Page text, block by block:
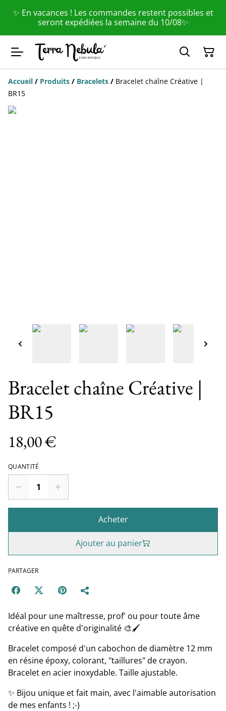
✨ En vacances ! Les commandes restent possibles et
seront expédiées la semaine du 10/08✨
Accueil / Produits / Bracelets / Bracelet chaîne Créative |
BR15
Bracelet chaîne Créative |
BR15
18,00 €
QUANTITÉ
Acheter
Ajouter au panier
PARTAGER
Idéal pour une maîtresse, prof' ou pour toute âme
créative en quête d'originalité 🎨🖌
Bracelet composé d'un cabochon de diamètre 12 mm
en résine époxy, colorant, "taillures" de crayon.
Bracelet en acier inoxydable. Taille ajustable.
✨ Bijou unique et fait main, avec l'aimable autorisation
de mes enfants ! ;-)